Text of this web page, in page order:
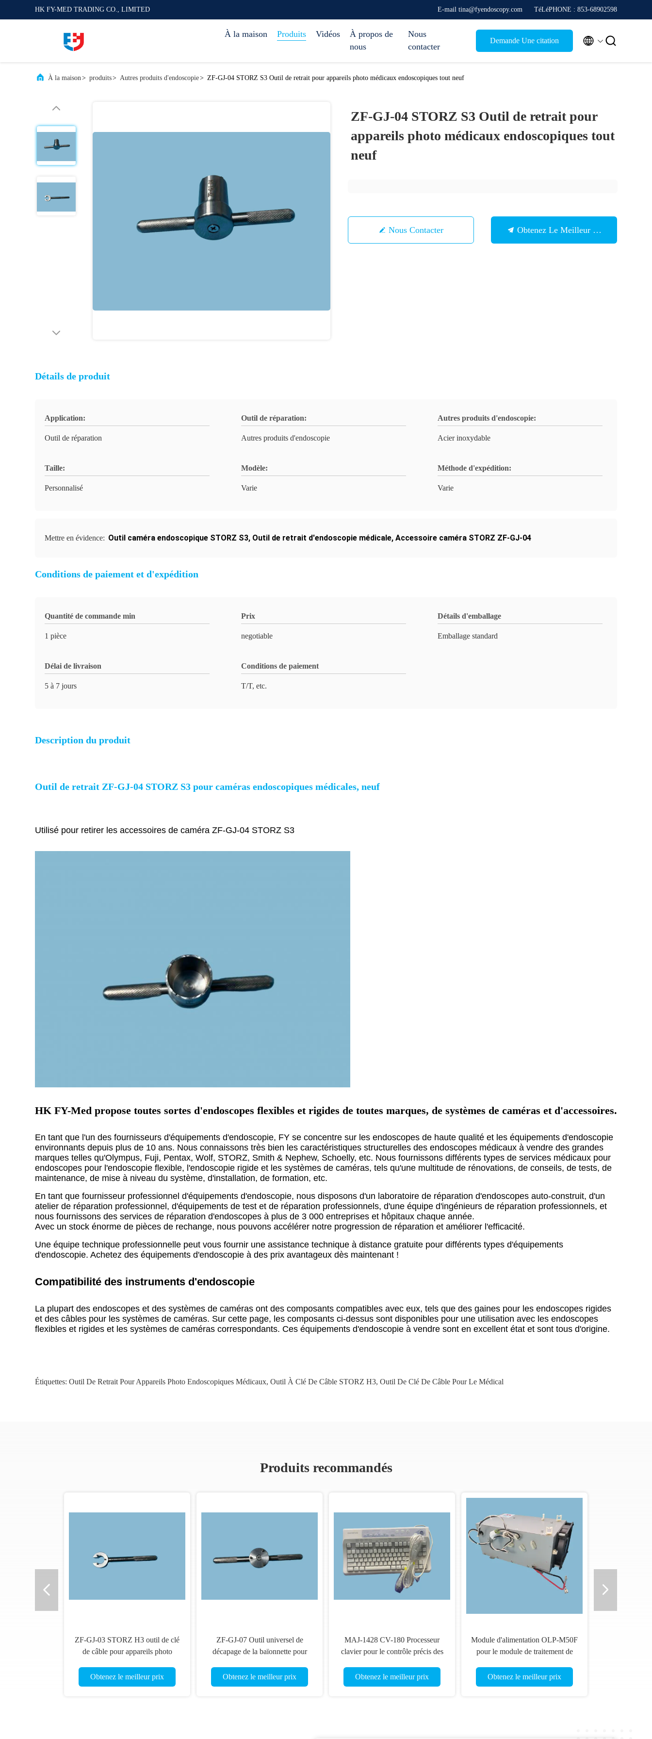
HK FY-MED TRADING CO., LIMITED E-mail tina@fyendoscopy.com TéLéPHONE : 853-68902598
À la maison Produits Vidéos
À propos de
nous
Nous
contacter
Demande Une citation  
À la maison> produits> Autres produits d'endoscopie> ZF-GJ-04 STORZ S3 Outil de retrait pour appareils photo médicaux endoscopiques tout neuf
ZF-GJ-04 STORZ S3 Outil de retrait pour
appareils photo médicaux endoscopiques tout
neuf
Nous Contacter Obtenez Le Meilleur Prix
Détails de produit
Application:
Outil de réparation
Outil de réparation:
Autres produits d'endoscopie
Autres produits d'endoscopie:
Acier inoxydable
Taille:
Personnalisé
Modèle:
Varie
Méthode d'expédition:
Varie
Mettre en évidence: Outil caméra endoscopique STORZ S3, Outil de retrait d'endoscopie médicale, Accessoire caméra STORZ ZF-GJ-04
Conditions de paiement et d'expédition
Quantité de commande min
1 pièce
Prix
negotiable
Détails d'emballage
Emballage standard
Délai de livraison
5 à 7 jours
Conditions de paiement
T/T, etc.
Description du produit
Outil de retrait ZF-GJ-04 STORZ S3 pour caméras endoscopiques médicales, neuf
Utilisé pour retirer les accessoires de caméra ZF-GJ-04 STORZ S3
HK FY-Med propose toutes sortes d'endoscopes flexibles et rigides de toutes marques, de systèmes de caméras et d'accessoires.
En tant que l'un des fournisseurs d'équipements d'endoscopie, FY se concentre sur les endoscopes de haute qualité et les équipements d'endoscopie
environnants depuis plus de 10 ans. Nous connaissons très bien les caractéristiques structurelles des endoscopes médicaux à vendre des grandes
marques telles qu'Olympus, Fuji, Pentax, Wolf, STORZ, Smith & Nephew, Schoelly, etc. Nous fournissons différents types de services médicaux pour
endoscopes pour l'endoscopie flexible, l'endoscopie rigide et les systèmes de caméras, tels qu'une multitude de rénovations, de conseils, de tests, de
maintenance, de mise à niveau du système, d'installation, de formation, etc.
En tant que fournisseur professionnel d'équipements d'endoscopie, nous disposons d'un laboratoire de réparation d'endoscopes auto-construit, d'un
atelier de réparation professionnel, d'équipements de test et de réparation professionnels, d'une équipe d'ingénieurs de réparation professionnels, et
nous fournissons des services de réparation d'endoscopes à plus de 3 000 entreprises et hôpitaux chaque année.
Avec un stock énorme de pièces de rechange, nous pouvons accélérer notre progression de réparation et améliorer l'efficacité.
Une équipe technique professionnelle peut vous fournir une assistance technique à distance gratuite pour différents types d'équipements
d'endoscopie. Achetez des équipements d'endoscopie à des prix avantageux dès maintenant !
Compatibilité des instruments d'endoscopie
La plupart des endoscopes et des systèmes de caméras ont des composants compatibles avec eux, tels que des gaines pour les endoscopes rigides
et des câbles pour les systèmes de caméras. Sur cette page, les composants ci-dessus sont disponibles pour une utilisation avec les endoscopes
flexibles et rigides et les systèmes de caméras correspondants. Ces équipements d'endoscopie à vendre sont en excellent état et sont tous d'origine.
Étiquettes: Outil De Retrait Pour Appareils Photo Endoscopiques Médicaux, Outil À Clé De Câble STORZ H3, Outil De Clé De Câble Pour Le Médical
Produits recommandés
ZF-GJ-03 STORZ H3 outil de clé
de câble pour appareils photo
Obtenez le meilleur prix
ZF-GJ-07 Outil universel de
décapage de la baïonnette pour
Obtenez le meilleur prix
MAJ-1428 CV-180 Processeur
clavier pour le contrôle précis des
Obtenez le meilleur prix
Module d'alimentation OLP-M50F
pour le module de traitement de
Obtenez le meilleur prix